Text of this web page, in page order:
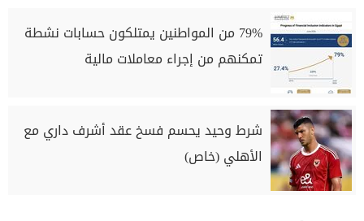
79% من المواطنين يمتلكون حسابات نشطة
تمكنهم من إجراء معاملات مالية
شرط وحيد يحسم فسخ عقد أشرف داري مع
الأهلي (خاص)